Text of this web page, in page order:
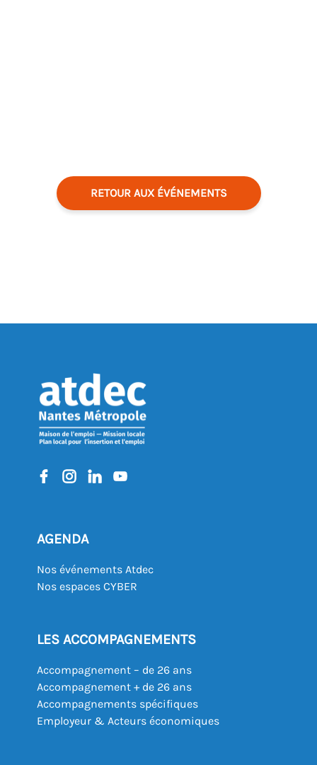
RETOUR AUX ÉVÉNEMENTS
AGENDA
Nos événements Atdec
Nos espaces CYBER
LES ACCOMPAGNEMENTS
Accompagnement – de 26 ans
Accompagnement + de 26 ans
Accompagnements spécifiques
Employeur & Acteurs économiques